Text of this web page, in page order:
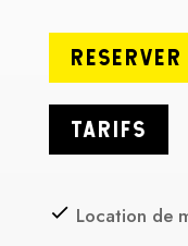
TARIFS
Location de